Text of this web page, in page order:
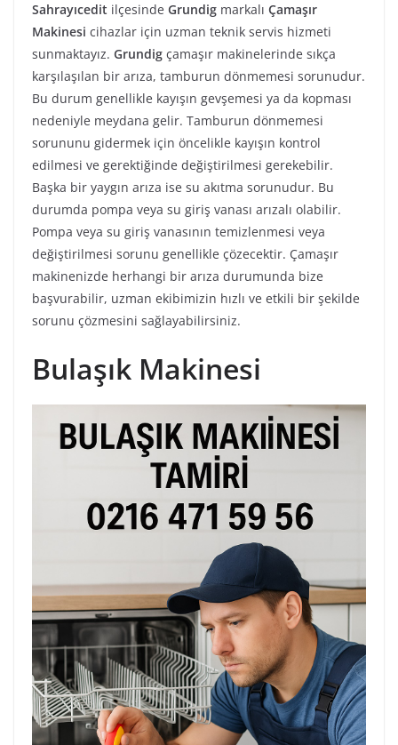
Sahrayıcedit ilçesinde Grundig markalı Çamaşır
Makinesi cihazlar için uzman teknik servis hizmeti
sunmaktayız. Grundig çamaşır makinelerinde sıkça
karşılaşılan bir arıza, tamburun dönmemesi sorunudur.
Bu durum genellikle kayışın gevşemesi ya da kopması
nedeniyle meydana gelir. Tamburun dönmemesi
sorununu gidermek için öncelikle kayışın kontrol
edilmesi ve gerektiğinde değiştirilmesi gerekebilir.
Başka bir yaygın arıza ise su akıtma sorunudur. Bu
durumda pompa veya su giriş vanası arızalı olabilir.
Pompa veya su giriş vanasının temizlenmesi veya
değiştirilmesi sorunu genellikle çözecektir. Çamaşır
makinenizde herhangi bir arıza durumunda bize
başvurabilir, uzman ekibimizin hızlı ve etkili bir şekilde
sorunu çözmesini sağlayabilirsiniz.
Bulaşık Makinesi